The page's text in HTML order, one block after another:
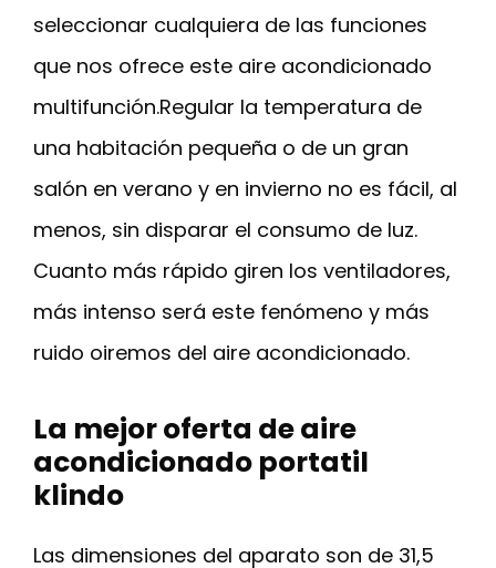
seleccionar cualquiera de las funciones
que nos ofrece este aire acondicionado
multifunción.Regular la temperatura de
una habitación pequeña o de un gran
salón en verano y en invierno no es fácil, al
menos, sin disparar el consumo de luz.
Cuanto más rápido giren los ventiladores,
más intenso será este fenómeno y más
ruido oiremos del aire acondicionado.
La mejor oferta de aire
acondicionado portatil
klindo
Las dimensiones del aparato son de 31,5